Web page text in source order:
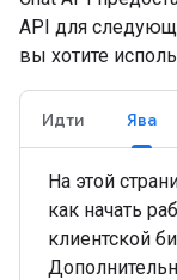
API для
вы хотите
Идти Ява
На этой
как начать
клиентской